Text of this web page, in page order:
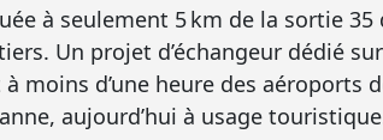
à seulement 5 km de la sortie 35
Un projet d’échangeur dédié sur
moins d’une heure des aéroports
aujourd’hui à usage